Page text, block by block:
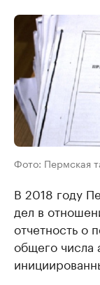
Фото: Пермская
В 2018 году
дел в
отчетность о
общего числа